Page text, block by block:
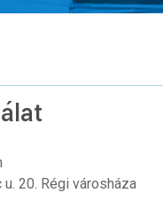
20. Régi városháza